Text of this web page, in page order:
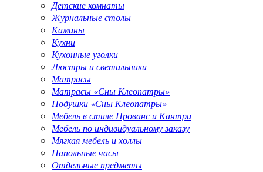
Детские комнаты
Журнальные столы
Камины
Кухни
Кухонные уголки
Люстры и светильники
Матрасы
Матрасы «Сны Клеопатры»
Подушки «Сны Клеопатры»
Мебель в стиле Прованс и Кантри
Мебель по индивидуальному заказу
Мягкая мебель и холлы
Напольные часы
Отдельные предметы